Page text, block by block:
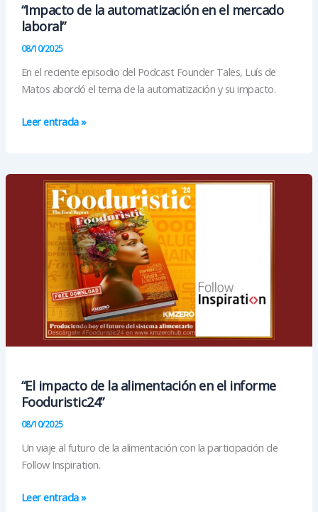
“Impacto de la automatización en el mercado
laboral”
08/10/2025
En el reciente episodio del Podcast Founder Tales, Luís de
Matos abordó el tema de la automatización y su impacto.
“Impacto
automatización
mercado
laboral”
Leer entrada »
“El impacto de la alimentación en el informe
Fooduristic24”
08/10/2025
Un viaje al futuro de la alimentación con la participación de
Follow Inspiration.
“El
Leer entrada »